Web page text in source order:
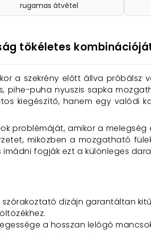
rugamas átvétel
tökéletes
a szekrény előtt állva
pihe-puha nyuszis sapka
kiegészítő, hanem egy valódi
problémáját, amikor a
miközben a mozgatható
imádni fogják ezt a különleges
szórakoztató dizájn garantáltan
a hosszan lelógó